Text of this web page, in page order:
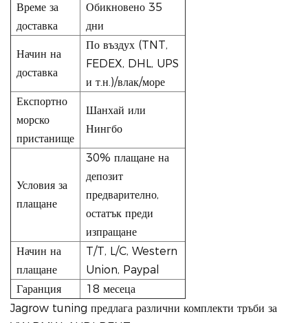
Време за
доставка
Обикновено 35
дни
Начин на
доставка
По въздух (TNT,
FEDEX, DHL, UPS
и т.н.)/влак/море
Експортно
морско
пристанище
Шанхай или
Нингбо
Условия за
плащане
30% плащане на
депозит
предварително,
остатък преди
изпращане
Начин на
плащане
T/T, L/C, Western
Union, Paypal
Гаранция
18 месеца
Jagrow tuning предлага различни комплекти тръби за